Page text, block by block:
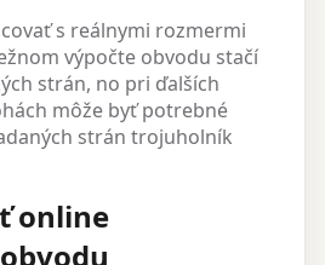
s reálnymi rozmermi
výpočte obvodu stačí
strán, no pri ďalších
môže byť potrebné
strán trojuholník
online